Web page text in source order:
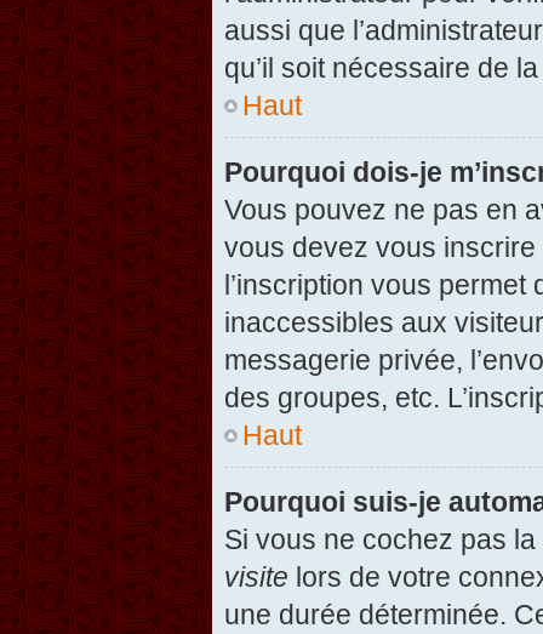
aussi que
qu’il soit nécessaire de
Haut
Pourquoi dois-je
Vous pouvez ne pas en
vous devez vous
l’inscription vous
inaccessibles aux
messagerie privée,
des groupes, etc.
Haut
Pourquoi suis-je
Si vous ne cochez pas
visite lors de votre
une durée déterminée.